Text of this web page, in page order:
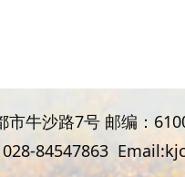
市牛沙路7号 邮编：
028-84547863